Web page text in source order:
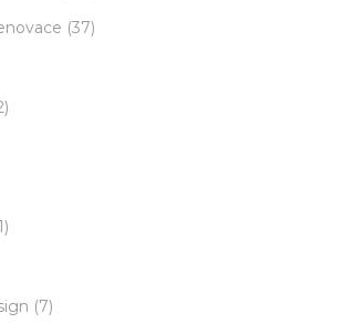
(37)
(7)